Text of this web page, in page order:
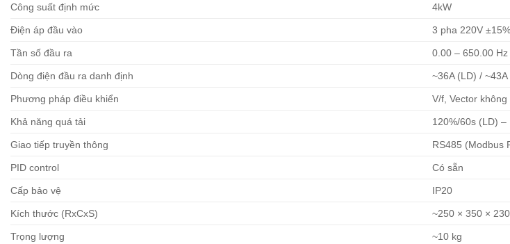
Công suất định mức 4kW
Điện áp đầu vào 3 pha 220V ±15%
Tần số đầu ra 0.00 – 650.00 Hz
Dòng điện đầu ra danh định ~36A (LD) / ~43A
Phương pháp điều khiển V/f, Vector
Khả năng quá tải 120%/60s (LD) –
Giao tiếp truyền thông RS485 (Modbus
PID control Có sẵn
Cấp bảo vệ IP20
Kích thước (RxCxS) ~250 × 350 ×
Trọng lượng ~10 kg